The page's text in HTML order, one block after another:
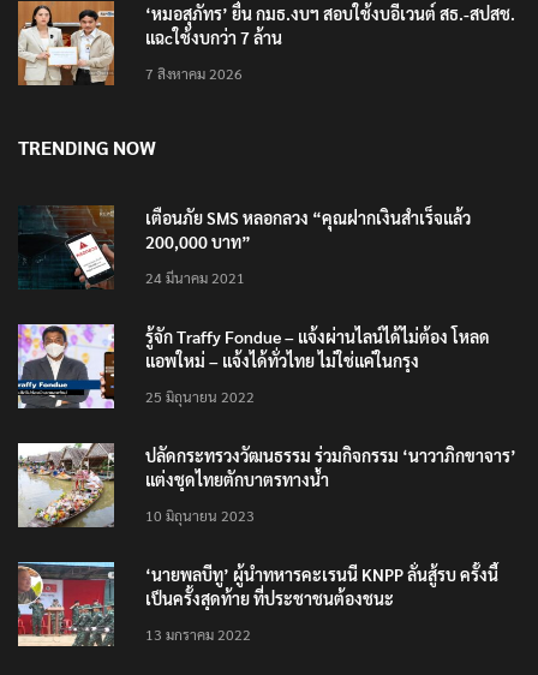
‘หมอสุภัทร’ ยื่น กมธ.งบฯ สอบใช้งบอีเวนต์ สธ.-สปสช.
แฉcใช้งบกว่า 7 ล้าน
7 สิงหาคม 2026
TRENDING NOW
เตือนภัย SMS หลอกลวง “คุณฝากเงินสำเร็จแล้ว
200,000 บาท”
24 มีนาคม 2021
รู้จัก Traffy Fondue – แจ้งผ่านไลน์ได้ไม่ต้อง โหลด
แอพใหม่ – แจ้งได้ทั่วไทย ไม่ใช่แค่ในกรุง
25 มิถุนายน 2022
ปลัดกระทรวงวัฒนธรรม ร่วมกิจกรรม ‘นาวาภิกขาจาร’
แต่งชุดไทยตักบาตรทางน้ำ
10 มิถุนายน 2023
‘นายพลบีทู’ ผู้นำทหารคะเรนนี KNPP ลั่นสู้รบ ครั้งนี้
เป็นครั้งสุดท้าย ที่ประชาชนต้องชนะ
13 มกราคม 2022